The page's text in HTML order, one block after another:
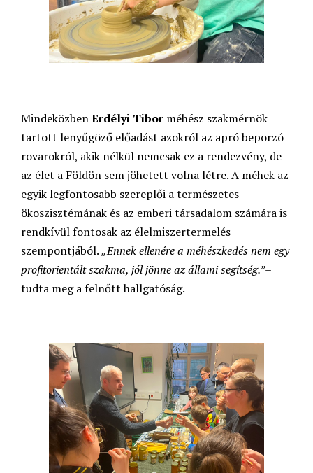
MindeközbenErdélyi Tibor méhész szakmérnök
tartott lenyűgöző előadást azokról az apró beporzó
rovarokról, akik nélkül nemcsak ez a rendezvény, de
az élet a Földön sem jöhetett volna létre. A méhek az
egyik legfontosabb szereplői a természetes
ökoszisztémának és az emberi társadalom számára is
rendkívül fontosak az élelmiszertermelés
szempontjából.„Ennek ellenére a méhészkedés nem egy
profitorientált szakma, jól jönne az állami segítség.”–
tudta meg a felnőtt hallgatóság.